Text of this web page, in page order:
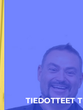
TIEDOTTEET